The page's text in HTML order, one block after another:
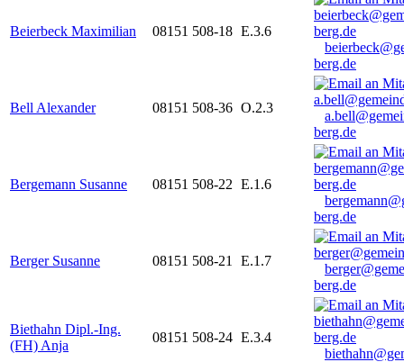
Beierbeck Maximilian 08151 508-18 E.3.6
berg.de
Bell Alexander 08151 508-36 O.2.3
berg.de
Bergemann Susanne 08151 508-22 E.1.6
berg.de
Berger Susanne 08151 508-21 E.1.7
berg.de
Biethahn Dipl.-Ing.
(FH) Anja
08151 508-24 E.3.4